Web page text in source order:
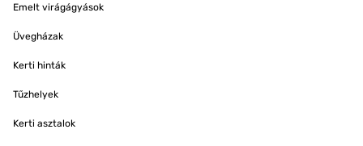
Emelt virágágyások
Üvegházak
Kerti hinták
Tűzhelyek
Kerti asztalok